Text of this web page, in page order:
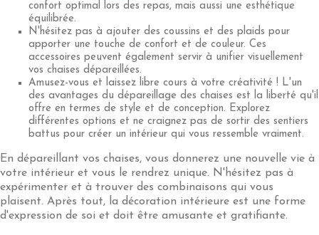
confort optimal lors des repas, mais aussi une esthétique
équilibrée.
N'hésitez pas à ajouter des coussins et des plaids pour
apporter une touche de confort et de couleur. Ces
accessoires peuvent également servir à unifier visuellement
vos chaises dépareillées.
Amusez-vous et laissez libre cours à votre créativité ! L'un
des avantages du dépareillage des chaises est la liberté qu'il
offre en termes de style et de conception. Explorez
différentes options et ne craignez pas de sortir des sentiers
battus pour créer un intérieur qui vous ressemble vraiment.
En dépareillant vos chaises, vous donnerez une nouvelle vie à
votre intérieur et vous le rendrez unique. N'hésitez pas à
expérimenter et à trouver des combinaisons qui vous
plaisent. Après tout, la décoration intérieure est une forme
d'expression de soi et doit être amusante et gratifiante.